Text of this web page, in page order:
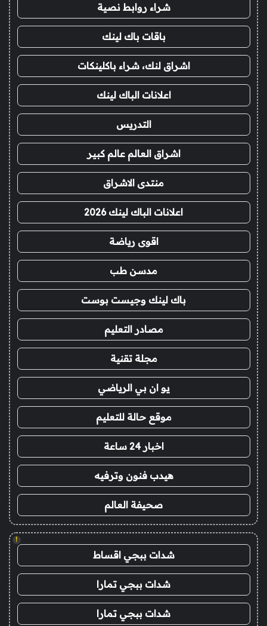
شراء روابط نصية
باقات باك لينك
اشراق لنك، شراء باكلينكات
اعلانات الباك لينك
التدريس
اشراق العالم عالم كبير
منتدى الاشراق
اعلانات الباك لينك 2026
اقوى رياضة
مدسن طب
باك لينك وجيست بوست
مصادر التعليم
مجلة تقنية
يو ان بي الرياضي
موقع حالة للتعليم
اخبار 24 ساعة
هيدب فنون وترفيه
صحيفة العالم
!
شدات ببجي اقساط
شدات ببجي تمارا
شدات ببجي تمارا